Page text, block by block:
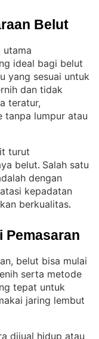
Belut
utama
ideal bagi belut
yang sesuai untuk
dan tidak
teratur,
tanpa lumpur atau
turut
belut. Salah satu
dengan
kepadatan
berkualitas.
Pemasaran
belut bisa mulai
serta metode
tepat untuk
jaring lembut
dijual hidup atau